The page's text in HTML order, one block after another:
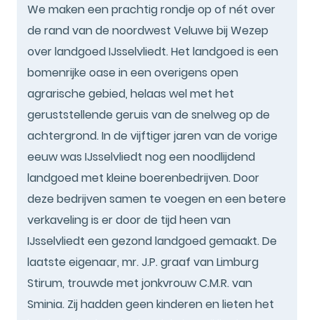
We maken een prachtig rondje op of nét over
de rand van de noordwest Veluwe bij Wezep
over landgoed IJsselvliedt. Het landgoed is een
bomenrijke oase in een overigens open
agrarische gebied, helaas wel met het
geruststellende geruis van de snelweg op de
achtergrond. In de vijftiger jaren van de vorige
eeuw was IJsselvliedt nog een noodlijdend
landgoed met kleine boerenbedrijven. Door
deze bedrijven samen te voegen en een betere
verkaveling is er door de tijd heen van
IJsselvliedt een gezond landgoed gemaakt. De
laatste eigenaar, mr. J.P. graaf van Limburg
Stirum, trouwde met jonkvrouw C.M.R. van
Sminia. Zij hadden geen kinderen en lieten het